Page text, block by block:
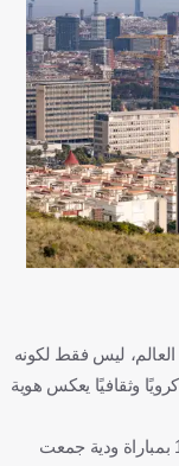
العالم، ليس فقط لكونه
وثقافيًا يعكس هوية
وقد افتُتح الملعب رسميًا في 24 سبتمبر/ أيلول 1957 بمباراة ودية جمعت